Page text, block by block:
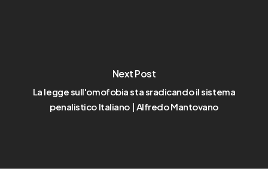
Next Post
La legge sull'omofobia sta sradicando il sistema
penalistico Italiano | Alfredo Mantovano